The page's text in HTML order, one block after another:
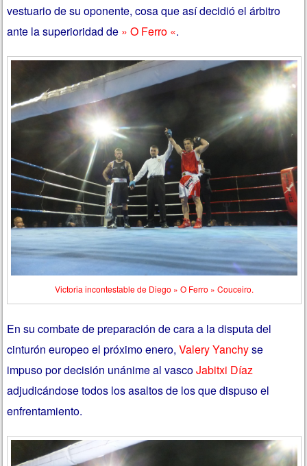
vestuario de su oponente, cosa que así decidió el árbitro
ante la superioridad de » O Ferro «.
Victoria incontestable de Diego » O Ferro » Couceiro.
En su combate de preparación de cara a la disputa del
cinturón europeo el próximo enero,Valery Yanchyse
impuso por decisión unánime al vascoJabitxi Díaz
adjudicándose todos los asaltos de los que dispuso el
enfrentamiento.